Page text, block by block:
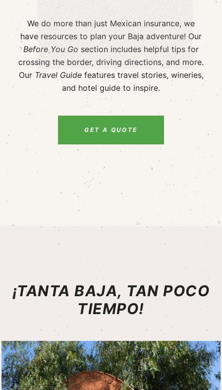
We do more than just Mexican insurance, we
have resources to plan your Baja adventure! Our
Before You Go section includes helpful tips for
crossing the border, driving directions, and more.
Our Travel Guidefeatures travel stories, wineries,
and hotel guide to inspire.
GET A QUOTE
¡TANTA BAJA, TAN POCO
TIEMPO!